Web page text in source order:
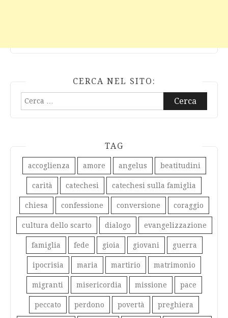
CERCA NEL SITO:
Ricerca
per:
TAG
accoglienza amore angelus beatitudini
carità catechesi catechesi sulla famiglia
chiesa confessione conversione coraggio
cultura dello scarto dialogo evangelizzazione
famiglia fede gioia giovani guerra
ipocrisia maria martirio matrimonio
migranti misericordia missione pace
peccato perdono povertà preghiera